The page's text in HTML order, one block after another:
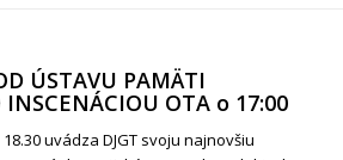
ÚSTAVU PAMÄTI
INSCENÁCIOU OTA o 17:00
uvádza DJGT svoju najnovšiu